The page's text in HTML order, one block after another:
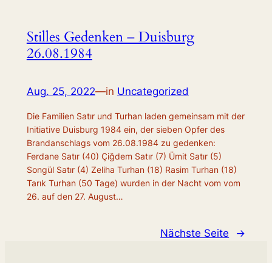
Stilles Gedenken – Duisburg
26.08.1984
Aug. 25, 2022—in Uncategorized
Die Familien Satır und Turhan laden gemeinsam mit der
Initiative Duisburg 1984 ein, der sieben Opfer des
Brandanschlags vom 26.08.1984 zu gedenken:
Ferdane Satır (40) Çiğdem Satır (7) Ümit Satır (5)
Songül Satır (4) Zeliha Turhan (18) Rasim Turhan (18)
Tarık Turhan (50 Tage) wurden in der Nacht vom vom
26. auf den 27. August…
Nächste Seite →